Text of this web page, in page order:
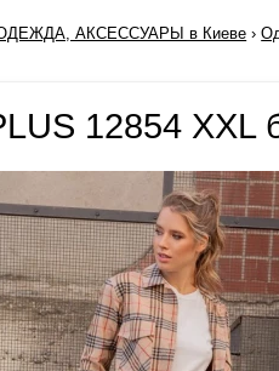
АКСЕССУАРЫ в Киеве ›
12854 XXL